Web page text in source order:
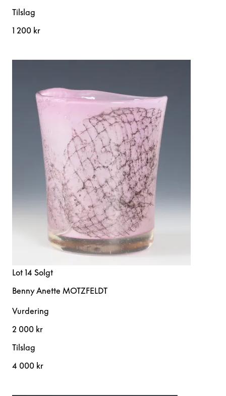
Tilslag
1 200 kr
Lot 14 Solgt
Benny Anette MOTZFELDT
Vurdering
2 000 kr
Tilslag
4 000 kr